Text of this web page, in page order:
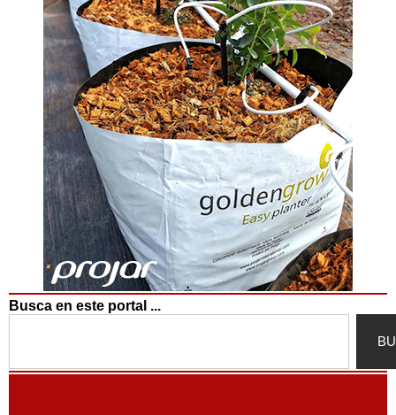
Busca en este portal ...